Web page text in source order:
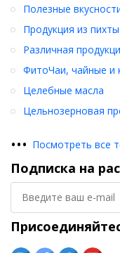
Полезные
Продукция из
Различная
ФитоЧаи, чайные и
Целебные масла
Цельнозерновая
••• Посмотреть все
Подписка на